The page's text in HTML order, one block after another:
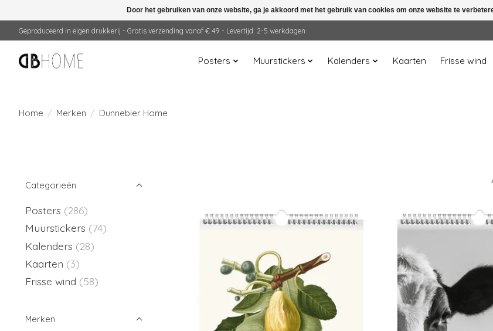
Geproduceerd in eigen drukkerij - Gratis verzending vanaf € 49 - Levertijd: 2-5 werkdagen
Posters Muurstickers Kalenders Kaarten Frisse wind
Home / Merken / Dunnebier Home
Categorieën
Posters (286)
Muurstickers (74)
Kalenders (28)
Kaarten (3)
Frisse wind (58)
Merken
Door het gebruiken van onze website, ga je akkoord met het gebruik van cookies om onze website te